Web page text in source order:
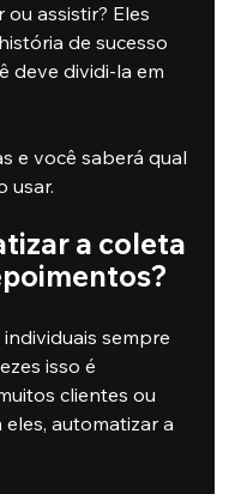
assistir? Eles
de sucesso
deve dividi-la em
e você saberá qual
usar.
a coleta
sempre
isso é
clientes ou
automatizar a